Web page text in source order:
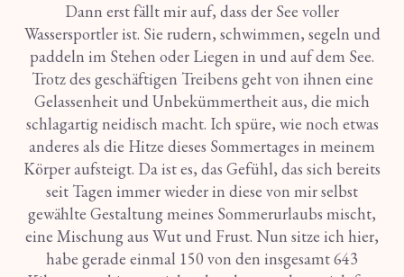
Dann erst fällt mir auf, dass der See voller
Wassersportler ist. Sie rudern, schwimmen, segeln und
paddeln im Stehen oder Liegen in und auf dem See.
Trotz des geschäftigen Treibens geht von ihnen eine
Gelassenheit und Unbekümmertheit aus, die mich
schlagartig neidisch macht. Ich spüre, wie noch etwas
anderes als die Hitze dieses Sommertages in meinem
Körper aufsteigt. Da ist es, das Gefühl, das sich bereits
seit Tagen immer wieder in diese von mir selbst
gewählte Gestaltung meines Sommerurlaubs mischt,
eine Mischung aus Wut und Frust. Nun sitze ich hier,
habe gerade einmal 150 von den insgesamt 643